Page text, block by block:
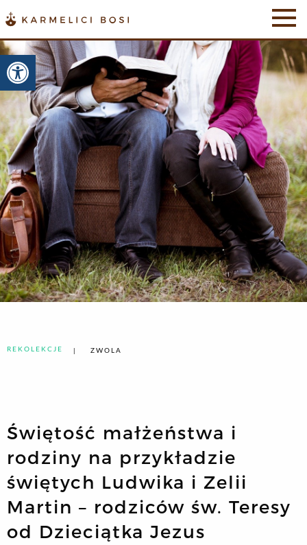
Otwórz pasek narzędzi
REKOLEKCJE ZWOLA
Świętość małżeństwa i
rodziny na przykładzie
świętych Ludwika i Zelii
Martin – rodziców św. Teresy
od Dzieciątka Jezus